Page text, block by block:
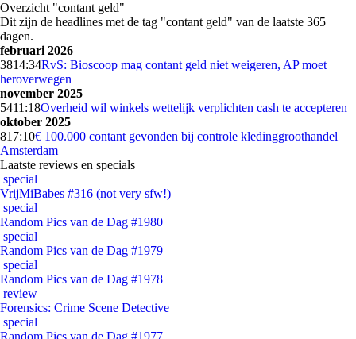
Overzicht "contant geld"
Dit zijn de headlines met de tag "contant geld" van de laatste 365
dagen.
februari 2026
3814:34RvS: Bioscoop mag contant geld niet weigeren, AP moet
heroverwegen
november 2025
5411:18Overheid wil winkels wettelijk verplichten cash te accepteren
oktober 2025
817:10€ 100.000 contant gevonden bij controle kledinggroothandel
Amsterdam
Laatste reviews en specials
special
VrijMiBabes #316 (not very sfw!)
special
Random Pics van de Dag #1980
special
Random Pics van de Dag #1979
special
Random Pics van de Dag #1978
review
Forensics: Crime Scene Detective
special
Random Pics van de Dag #1977